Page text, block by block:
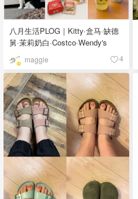
八月生活PLOG｜Kitty·盒马·缺德
舅·茉莉奶白·Costco·Wendy's
maggie 4